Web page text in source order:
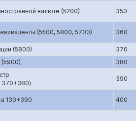
валюте (5200) 350
(5500, 5800, 5700) 360
(5800)
370
(5900)
380
390
130+390 400